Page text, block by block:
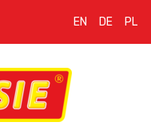
EN DE PL